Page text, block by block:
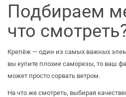
Подбираем
что
Крепёж — один из самых важных
вы купите плохие саморезы, то ваш
может просто сорвать ветром.⠀
На что же смотреть, выбирая